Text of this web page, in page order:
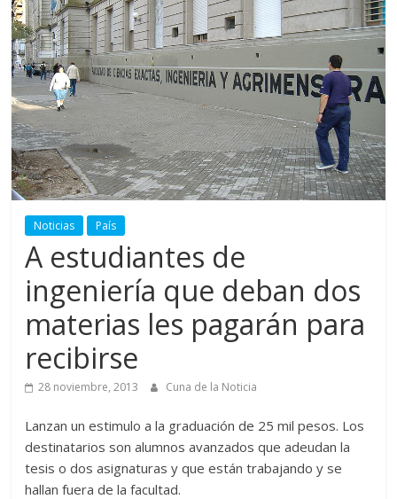
Noticias País
A estudiantes de
ingeniería que deban dos
materias les pagarán para
recibirse
28 noviembre, 2013 Cuna de la Noticia
Lanzan un estimulo a la graduación de 25 mil pesos. Los
destinatarios son alumnos avanzados que adeudan la
tesis o dos asignaturas y que están trabajando y se
hallan fuera de la facultad.